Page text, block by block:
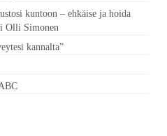
kuntoon – ehkäise ja hoida
Olli Simonen
kannalta”